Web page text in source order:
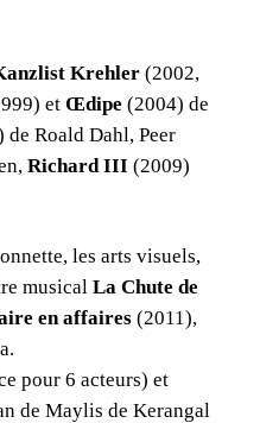
Krehler(2002,
et Œdipe (2004) de
Roald Dahl, Peer
Richard III (2009)
les arts visuels,
musical La Chute de
en affaires(2011),
pour 6 acteurs) et
de Maylis de Kerangal